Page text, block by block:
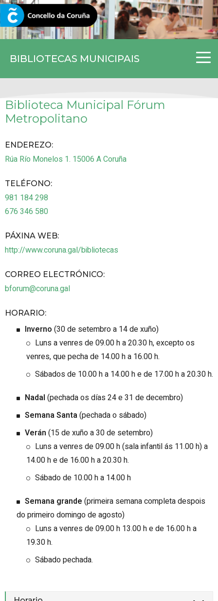
BIBLIOTECAS MUNICIPAIS
CORUNA.GAL
Biblioteca Municipal Fórum
Metropolitano
ENDEREZO:
Rúa Río Monelos 1. 15006 A Coruña
TELÉFONO:
981 184 298
676 346 580
PÁXINA WEB:
http://www.coruna.gal/bibliotecas
CORREO ELECTRÓNICO:
bforum@coruna.gal
HORARIO:
Inverno (30 de setembro a 14 de xuño)
Luns a venres de 09.00 h a 20.30 h, excepto os
venres, que pecha de 14.00 h a 16.00 h.
Sábados de 10.00 h a 14.00 h e de 17.00 h a 20.30 h.
Nadal (pechada os días 24 e 31 de decembro)
Semana Santa(pechada o sábado)
Verán (15 de xuño a 30 de setembro)
Luns a venres de 09.00 h (sala infantil ás 11.00 h) a
14.00 h e de 16.00 h a 20.30 h.
Sábado de 10.00 h a 14.00 h
Semana grande (primeira semana completa despois
do primeiro domingo de agosto)
Luns a venres de 09.00 h 13.00 h e de 16.00 h a
19.30 h.
Sábado pechada.